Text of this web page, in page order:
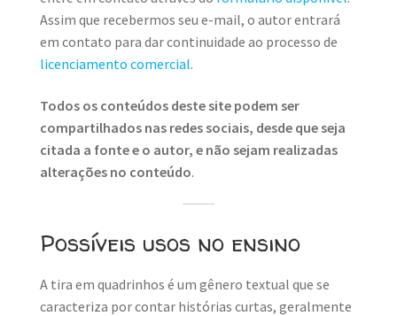
Assim que recebermos seu e-mail, o autor entrará
em contato para dar continuidade ao processo de
licenciamento comercial.
Todos os conteúdos deste site podem ser
compartilhados nas redes sociais, desde que seja
citada a fonte e o autor, e não sejam realizadas
alterações no conteúdo.
Possíveis usos no ensino
A tira em quadrinhos é um gênero textual que se
caracteriza por contar histórias curtas, geralmente